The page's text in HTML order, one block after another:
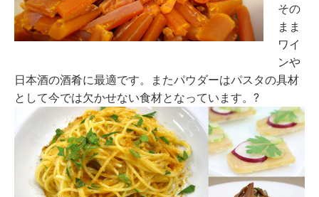
その
まま
ワイ
ンや
日本酒の酒肴に最適です。またパウダーはパスタの具材
として今では欠かせない食材となっています。?